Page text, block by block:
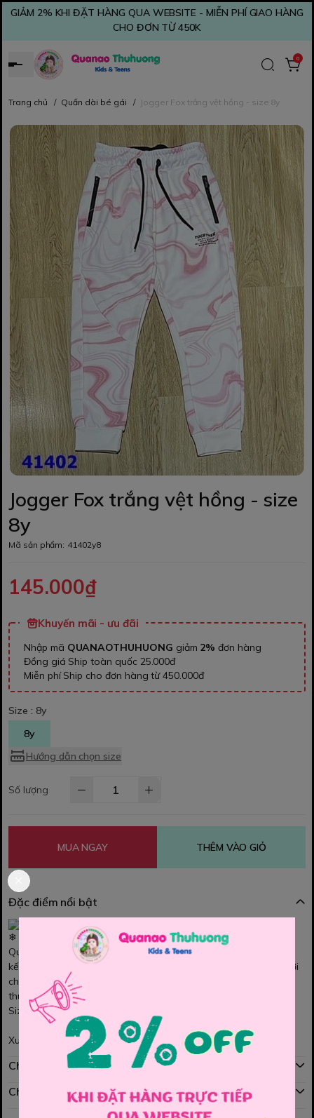
GIẢM 2% KHI ĐẶT HÀNG QUA WEBSITE - MIỄN PHÍ GIAO HÀNG
CHO ĐƠN TỪ 450K
0
Trang chủ / Quần dài bé gái / Jogger Fox trắng vệt hồng - size 8y
Jogger Fox trắng vệt hồng - size
8y
Mã sản phẩm: 41402y8
145.000₫
Khuyến mãi - ưu đãi
Nhập mã QUANAOTHUHUONG giảm 2% đơn hàng
Đồng giá Ship toàn quốc 25.000đ
Miễn phí Ship cho đơn hàng từ 450.000đ
Size : 8y
8y
Hướng dẫn chọn size
Số lượng
MUA NGAY THÊM VÀO GIỎ
Đặc điểm nổi bật
Quần Jogger Fox cho bé. Chất thun thể thao, mềm mịn, Với thiết
kế lưng thun , dây rút bên trong , túi 2 bên có dây kéo rất tiện lợi
cho các bé mặc. Form quần đứng, màu trung tính, phối cùng áo
thun màu nào cũng hợp nhé các Mom
Size : 4y , 8y , 10y , 12y , 14y , 18y
Xuất sứ Việt nam
Chính sách mua hàng
Chính sách đổi hàng